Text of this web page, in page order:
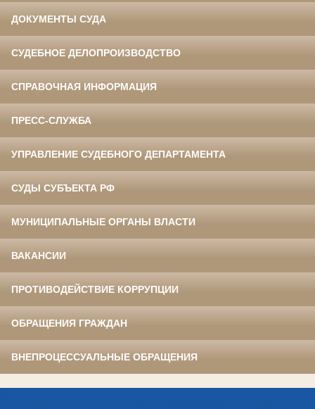
ДОКУМЕНТЫ СУДА
СУДЕБНОЕ ДЕЛОПРОИЗВОДСТВО
СПРАВОЧНАЯ ИНФОРМАЦИЯ
ПРЕСС-СЛУЖБА
УПРАВЛЕНИЕ СУДЕБНОГО ДЕПАРТАМЕНТА
СУДЫ СУБЪЕКТА РФ
МУНИЦИПАЛЬНЫЕ ОРГАНЫ ВЛАСТИ
ВАКАНСИИ
ПРОТИВОДЕЙСТВИЕ КОРРУПЦИИ
ОБРАЩЕНИЯ ГРАЖДАН
ВНЕПРОЦЕССУАЛЬНЫЕ ОБРАЩЕНИЯ